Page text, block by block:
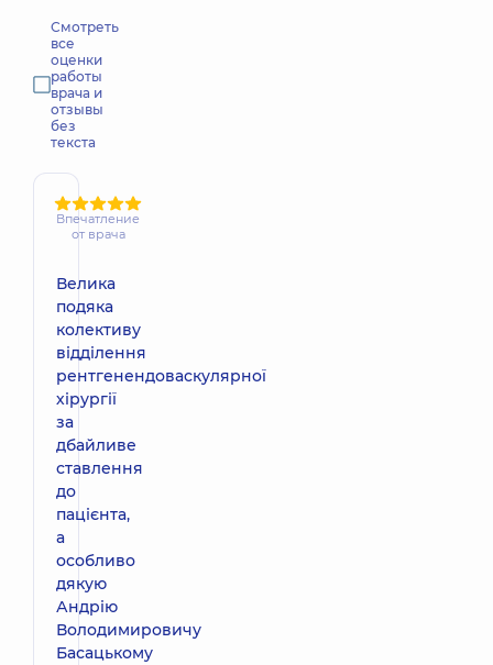
Смотреть
все
оценки
работы
врача и
отзывы
без
текста
Впечатление
от врача
Велика
подяка
колективу
відділення
рентгенендоваскулярної
хірургії
за
дбайливе
ставлення
до
пацієнта,
а
особливо
дякую
Андрію
Володимировичу
Басацькому